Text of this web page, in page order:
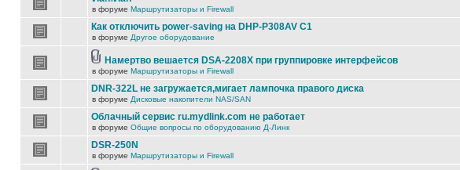
в форуме Маршрутизаторы и Firewall
Как отключить power-saving на DHP-P308AV C1
в форуме Другое оборудование
Намертво вешается DSA-2208X при группировке интерфейсов
в форуме Маршрутизаторы и Firewall
DNR-322L не загружается,мигает лампочка правого диска
в форуме Дисковые накопители NAS/SAN
Облачный сервис ru.mydlink.com не работает
в форуме Общие вопросы по оборудованию Д-Линк
DSR-250N
в форуме Маршрутизаторы и Firewall